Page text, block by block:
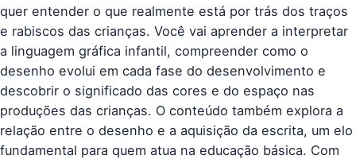
quer entender o que realmente está por trás dos traços
e rabiscos das crianças. Você vai aprender a interpretar
a linguagem gráfica infantil, compreender como o
desenho evolui em cada fase do desenvolvimento e
descobrir o significado das cores e do espaço nas
produções das crianças. O conteúdo também explora a
relação entre o desenho e a aquisição da escrita, um elo
fundamental para quem atua na educação básica. Com